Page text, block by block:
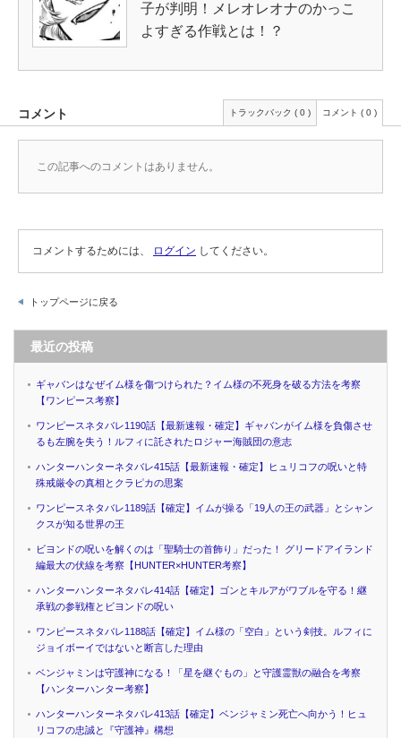
子が判明！メレオレオナのかっこ
よすぎる作戦とは！？
コメント トラックバック ( 0 ) コメント ( 0 )
この記事へのコメントはありません。
コメントするためには、 ログイン してください。
トップページに戻る
最近の投稿
ギャバンはなぜイム様を傷つけられた？イム様の不死身を破る方法を考察
【ワンピース考察】
ワンピースネタバレ1190話【最新速報・確定】ギャバンがイム様を負傷させ
るも左腕を失う！ルフィに託されたロジャー海賊団の意志
ハンターハンターネタバレ415話【最新速報・確定】ヒュリコフの呪いと特
殊戒厳令の真相とクラピカの思案
ワンピースネタバレ1189話【確定】イムが操る「19人の王の武器」とシャン
クスが知る世界の王
ビヨンドの呪いを解くのは「聖騎士の首飾り」だった！ グリードアイランド
編最大の伏線を考察【HUNTER×HUNTER考察】
ハンターハンターネタバレ414話【確定】ゴンとキルアがワブルを守る！継
承戦の参戦権とビヨンドの呪い
ワンピースネタバレ1188話【確定】イム様の「空白」という剣技。ルフィに
ジョイボーイではないと断言した理由
ベンジャミンは守護神になる！「星を継ぐもの」と守護霊獣の融合を考察
【ハンターハンター考察】
ハンターハンターネタバレ413話【確定】ベンジャミン死亡へ向かう！ヒュ
リコフの忠誠と『守護神』構想